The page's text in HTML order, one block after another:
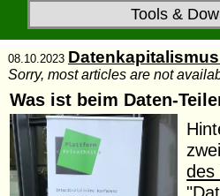
Tools &
08.10.2023
Sorry, most articles are not
Was ist beim Daten-
des